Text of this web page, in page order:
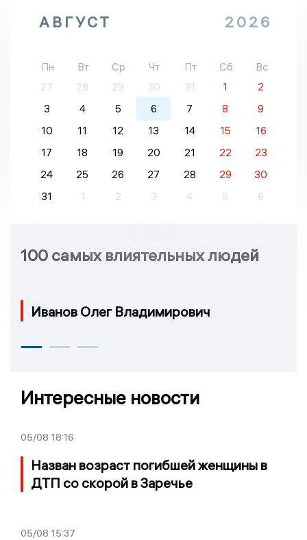
АВГУСТ 2026
Пн Вт Ср Чт Пт Сб
Вс
27
28 29 30 31 1
2
3
4 5 6 7 8
9
10
11 12 13 14 15
16
17
18 19 20 21 22
23
24
25 26 27 28 29
30
31
1 2 3 4 5 6
100 самых влиятельных людей
Иванов Олег Владимирович
Интересные новости
05/08 18:16
Назван возраст погибшей женщины в
ДТП со скорой в Заречье
05/08 15:37